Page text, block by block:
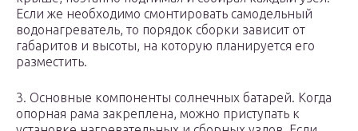
Если же необходимо смонтировать самодельный
водонагреватель, то порядок сборки зависит от
габаритов и высоты, на которую планируется его
разместить.
3. Основные компоненты солнечных батарей. Когда
опорная рама закреплена, можно приступать к